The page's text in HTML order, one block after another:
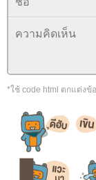
*ใช้ code html ตกแต่งข้